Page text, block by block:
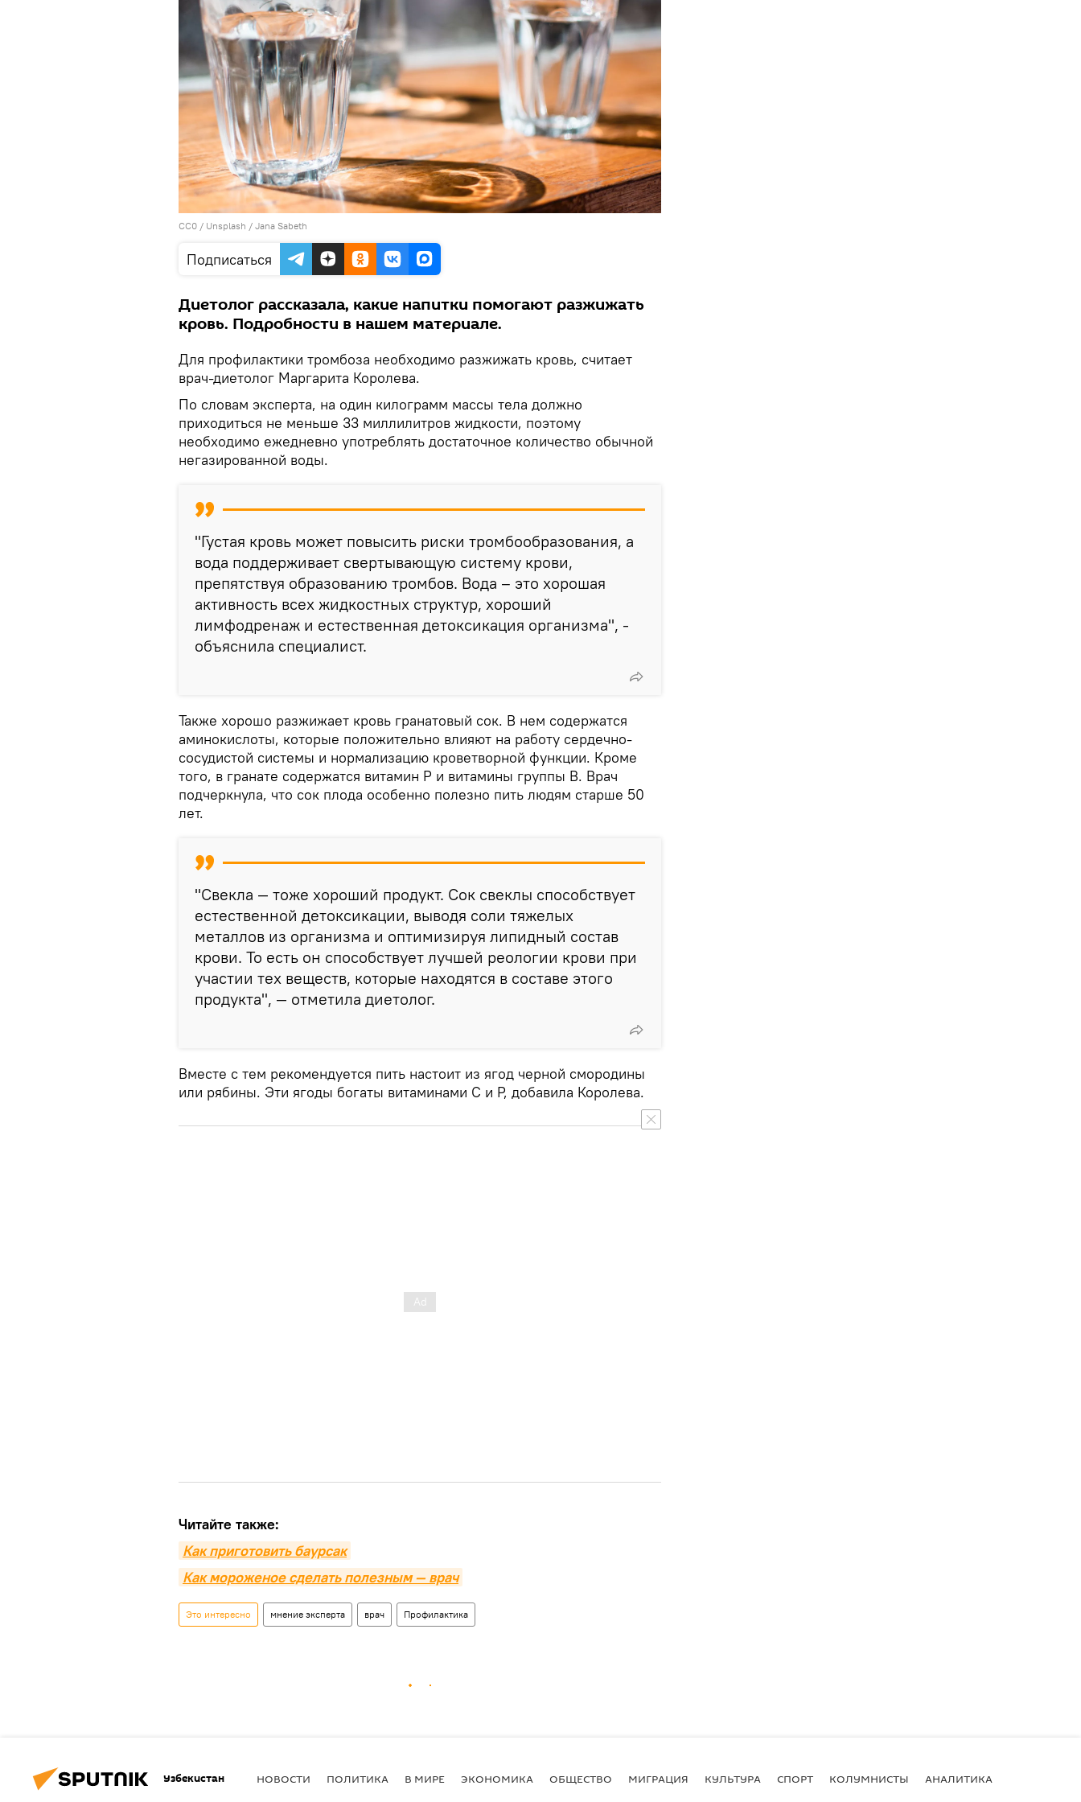
CC0 / Unsplash / Jana Sabeth
Подписаться
Диетолог рассказала, какие напитки помогают разжижать
кровь. Подробности в нашем материале.
Для профилактики тромбоза необходимо разжижать кровь, считает
врач-диетолог Маргарита Королева.
По словам эксперта, на один килограмм массы тела должно
приходиться не меньше 33 миллилитров жидкости, поэтому
необходимо ежедневно употреблять достаточное количество обычной
негазированной воды.
"Густая кровь может повысить риски тромбообразования, а
вода поддерживает свертывающую систему крови,
препятствуя образованию тромбов. Вода – это хорошая
активность всех жидкостных структур, хороший
лимфодренаж и естественная детоксикация организма", -
объяснила специалист.
Также хорошо разжижает кровь гранатовый сок. В нем содержатся
аминокислоты, которые положительно влияют на работу сердечно-
сосудистой системы и нормализацию кроветворной функции. Кроме
того, в гранате содержатся витамин P и витамины группы B. Врач
подчеркнула, что сок плода особенно полезно пить людям старше 50
лет.
"Свекла — тоже хороший продукт. Сок свеклы способствует
естественной детоксикации, выводя соли тяжелых
металлов из организма и оптимизируя липидный состав
крови. То есть он способствует лучшей реологии крови при
участии тех веществ, которые находятся в составе этого
продукта", — отметила диетолог.
Вместе с тем рекомендуется пить настоит из ягод черной смородины
или рябины. Эти ягоды богаты витаминами С и Р, добавила Королева.
Читайте также:
Как приготовить баурсак
Как мороженое сделать полезным — врач
Это интересно мнение эксперта врач Профилактика
Узбекистан НОВОСТИ ПОЛИТИКА В МИРЕ ЭКОНОМИКА ОБЩЕСТВО МИГРАЦИЯ КУЛЬТУРА СПОРТ КОЛУМНИСТЫ АНАЛИТИКА